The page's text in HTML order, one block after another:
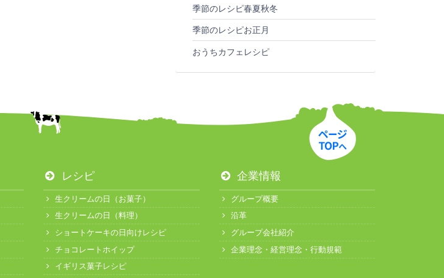
季節のレシピ春夏秋冬
季節のレシピお正月
おうちカフェレシピ
レシピ
生クリームの日（お菓子）
生クリームの日（料理）
ショートケーキの日向けレシピ
チョコレートホイップ
イギリス菓子レシピ
企業情報
グループ概要
沿革
グループ会社紹介
企業理念・経営理念・行動規範